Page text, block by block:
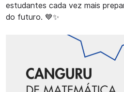
estudantes cada vez mais
do futuro. 💙✨